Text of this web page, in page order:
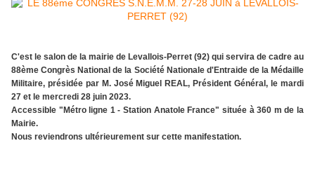
C'est le salon de la mairie de Levallois-Perret (92) qui servira de cadre au
88ème Congrès National de la Société Nationale d'Entraide de la Médaille
Militaire, présidée par M. José Miguel REAL, Président Général, le mardi
27 et le mercredi 28 juin 2023.
Accessible "Métro ligne 1 - Station Anatole France" située à 360 m de la
Mairie.
Nous reviendrons ultérieurement sur cette manifestation.